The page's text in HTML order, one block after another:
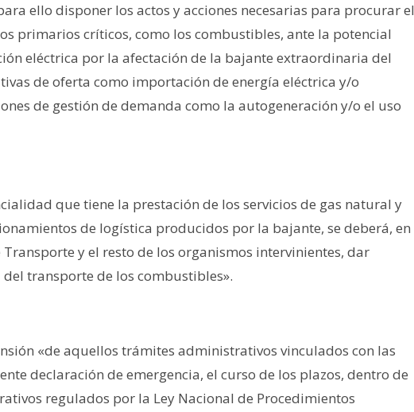
ello disponer los actos y acciones necesarias para procurar el
primarios críticos, como los combustibles, ante la potencial
eléctrica por la afectación de la bajante extraordinaria del
de oferta como importación de energía eléctrica y/o
de gestión de demanda como la autogeneración y/o el uso
que tiene la prestación de los servicios de gas natural y
de logística producidos por la bajante, se deberá, en
y el resto de los organismos intervinientes, dar
transporte de los combustibles».
«de aquellos trámites administrativos vinculados con las
declaración de emergencia, el curso de los plazos, dentro de
regulados por la Ley Nacional de Procedimientos